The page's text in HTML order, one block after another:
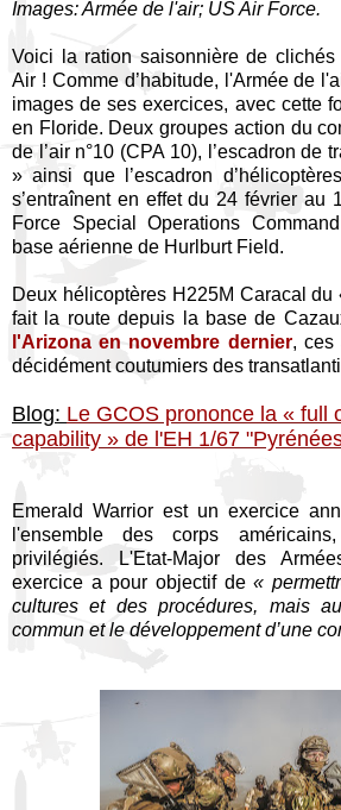
Images: Armée de l'air; US Air Force.
Voici la ration saisonnière de
Air ! Comme d’habitude, l'Armée de
images de ses exercices, avec cette
en Floride. Deux groupes action du
de l’air n°10 (CPA 10), l’escadron de
» ainsi que l’escadron
s’entraînent en effet du 24 février au
Force Special Operations
base aérienne de Hurlburt Field.
Deux hélicoptères H225M Caracal
fait la route depuis la base de
l'Arizona en novembre dernier, ces
décidément coutumiers des
Blog: Le GCOS prononce la « full
capability » de l'EH 1/67
Emerald Warrior est un exercice
l'ensemble des corps
privilégiés. L'Etat-Major des
exercice a pour objectif de«
cultures et des procédures, mais
commun et le développement d’une